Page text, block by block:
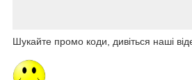
Шукайте промо коди, дивіться наші